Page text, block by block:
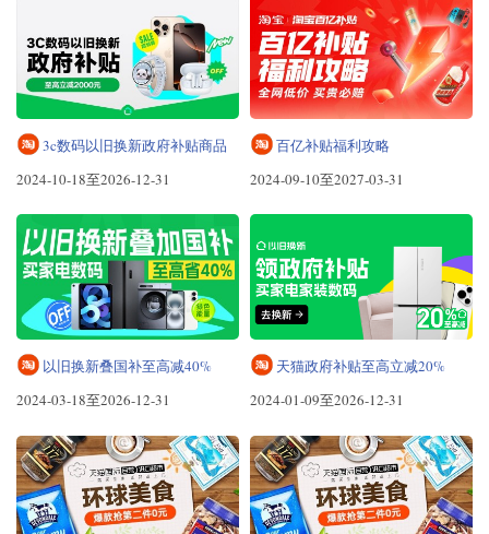
3c数码以旧换新政府补贴商品
2024-10-18至2026-12-31
百亿补贴福利攻略
2024-09-10至2027-03-31
以旧换新叠国补至高减40%
2024-03-18至2026-12-31
天猫政府补贴至高立减20%
2024-01-09至2026-12-31